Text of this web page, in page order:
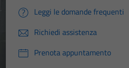
Leggi le domande frequenti
Richiedi assistenza
Prenota appuntamento